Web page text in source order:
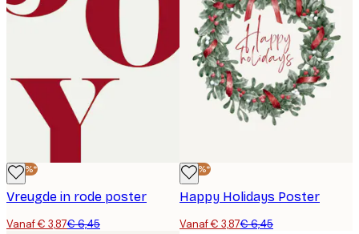
-40%*
Vreugde in rode poster
Vanaf € 3,87€ 6,45
-40%*
Happy Holidays Poster
Vanaf € 3,87€ 6,45